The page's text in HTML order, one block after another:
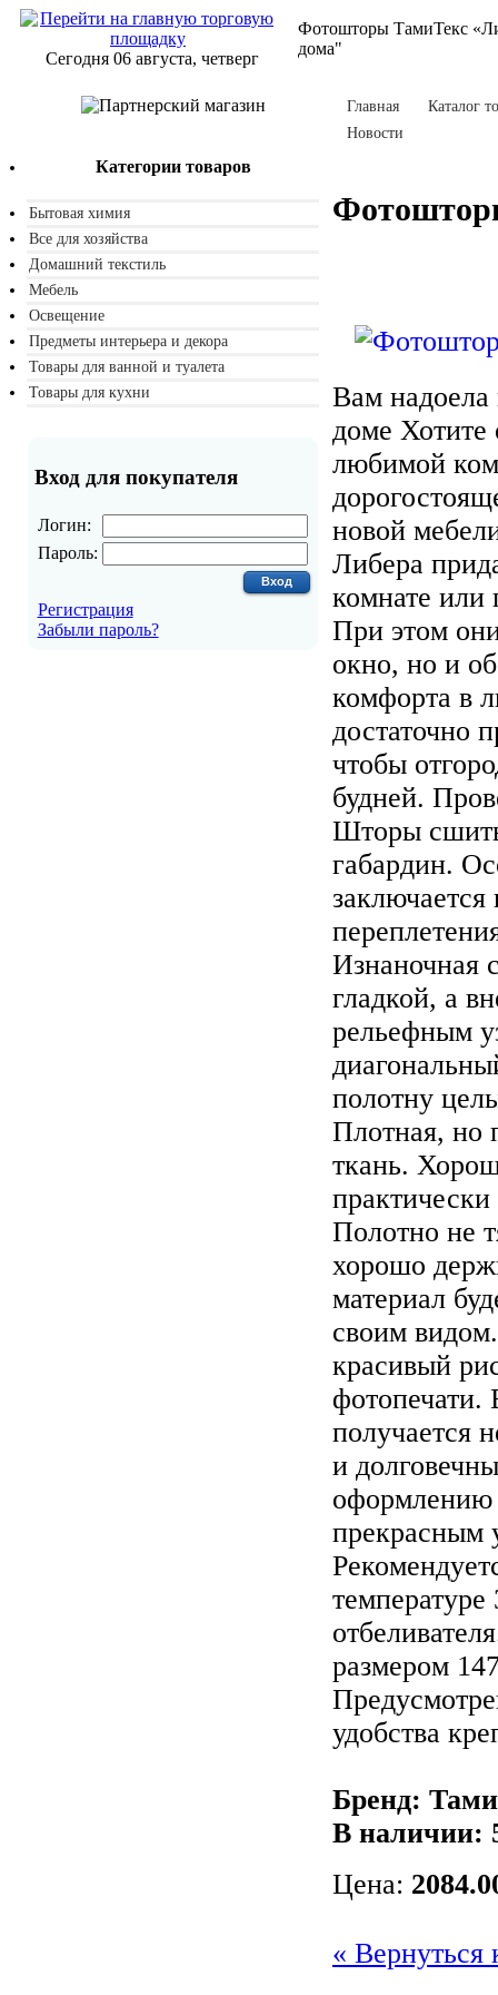
Сегодня 06 августа, четверг
Фотошторы ТамиТекс
дома"
Категории товаров
Бытовая химия
Все для хозяйства
Домашний текстиль
Мебель
Освещение
Предметы интерьера и декора
Товары для ванной и туалета
Товары для кухни
Вход для покупателя
Логин:
Пароль:
Регистрация
Забыли пароль?
Главная
Каталог
Новости
Вам надоела
доме Хотите
любимой
новой
Либера
комнате или
При этом
окно, но и
комфорта в
достаточно
чтобы
будней.
Шторы
габардин.
Изнаночная
гладкой, а
рельефным
полотну
Плотная, но
ткань.
практически
Полотно не
хорошо
материал
своим
красивый
фотопечати.
получается
и
оформлению
прекрасным
температуре
размером
удобства
Бренд:
В наличии:
Цена:
« Вернуться